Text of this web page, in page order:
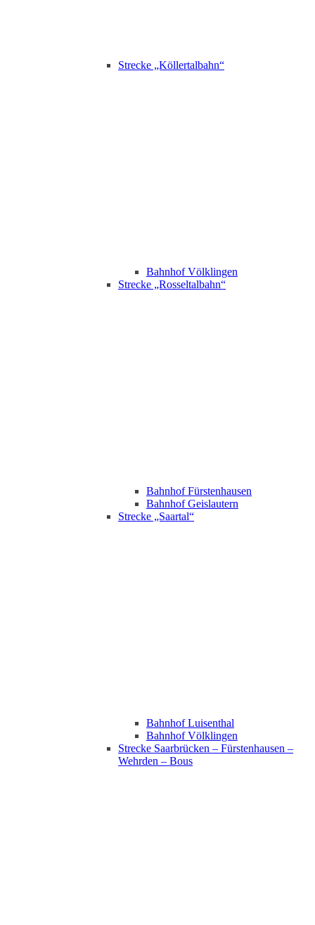
Strecke „Köllertalbahn“
Bahnhof Völklingen
Strecke „Rosseltalbahn“
Bahnhof Fürstenhausen
Bahnhof Geislautern
Strecke „Saartal“
Bahnhof Luisenthal
Bahnhof Völklingen
Strecke Saarbrücken – Fürstenhausen –
Wehrden – Bous